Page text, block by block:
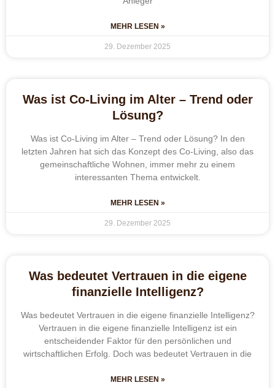
MEHR LESEN »
29. Dezember 2025
Was ist Co-Living im Alter – Trend oder
Lösung?
Was ist Co-Living im Alter – Trend oder Lösung? In den
letzten Jahren hat sich das Konzept des Co-Living, also das
gemeinschaftliche Wohnen, immer mehr zu einem
interessanten Thema entwickelt.
MEHR LESEN »
29. Dezember 2025
Was bedeutet Vertrauen in die eigene
finanzielle Intelligenz?
Was bedeutet Vertrauen in die eigene finanzielle Intelligenz?
Vertrauen in die eigene finanzielle Intelligenz ist ein
entscheidender Faktor für den persönlichen und
wirtschaftlichen Erfolg. Doch was bedeutet Vertrauen in die
MEHR LESEN »